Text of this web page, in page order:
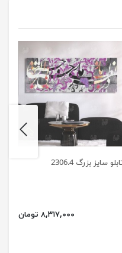
سایز بزرگ 2306.4
۸,۳۱۷,۰۰۰ تومان